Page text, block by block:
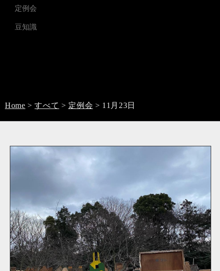
定例会
豆知識
Home >すべて > 定例会 > 11月23日